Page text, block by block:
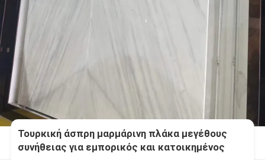
Τουρκική άσπρη μαρμάρινη πλάκα μεγέθους
συνήθειας για εμπορικός και κατοικημένος